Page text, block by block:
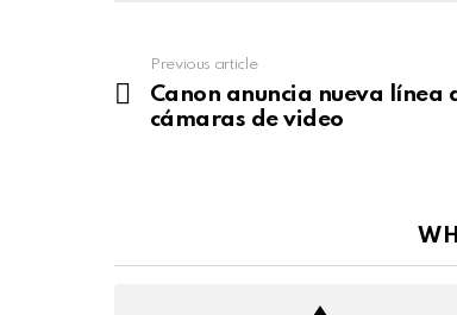
more
Previous article
Canon anuncia nueva línea
cámaras de video